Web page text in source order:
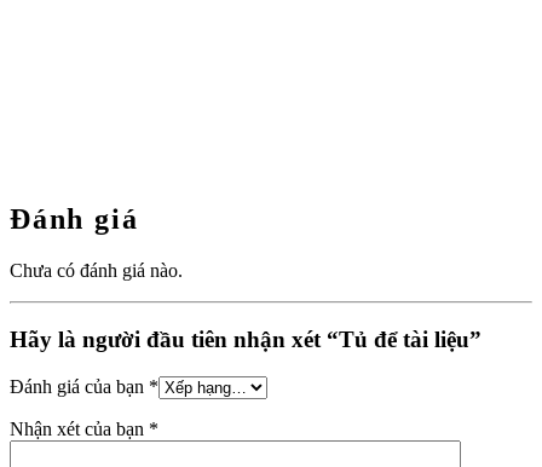
Đánh giá
Chưa có đánh giá nào.
Hãy là người đầu tiên nhận xét “Tủ để tài liệu”
Đánh giá của bạn *
Nhận xét của bạn *